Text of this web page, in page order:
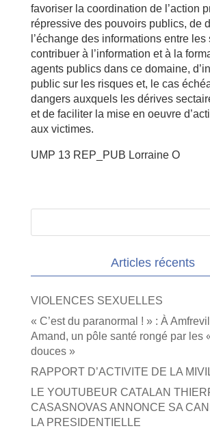
favoriser la coordination de l’action
répressive des pouvoirs publics, de
l’échange des informations entre
contribuer à l’information et à la
agents publics dans ce domaine,
public sur les risques et, le cas
dangers auxquels les dérives
et de faciliter la mise en oeuvre
aux victimes.
UMP 13 REP_PUB Lorraine O
Articles récents
VIOLENCES SEXUELLES
« C’est du paranormal ! » : À
Amand, un pôle santé rongé par les
douces »
RAPPORT D’ACTIVITE DE LA
LE YOUTUBEUR CATALAN
CASASNOVAS ANNONCE SA
LA PRESIDENTIELLE